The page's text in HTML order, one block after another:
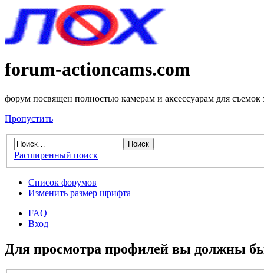
forum-actioncams.com
форум посвящен полностью камерам и аксессуарам для съемок
Пропустить
Расширенный поиск
Список форумов
Изменить размер шрифта
FAQ
Вход
Для просмотра профилей вы должны